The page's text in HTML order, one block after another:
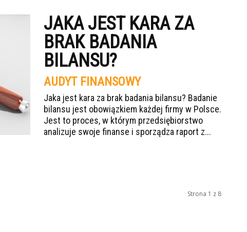
JAKA JEST KARA ZA
BRAK BADANIA
BILANSU?
AUDYT FINANSOWY
Jaka jest kara za brak badania bilansu? Badanie
bilansu jest obowiązkiem każdej firmy w Polsce.
Jest to proces, w którym przedsiębiorstwo
analizuje swoje finanse i sporządza raport z...
Strona 1 z 8